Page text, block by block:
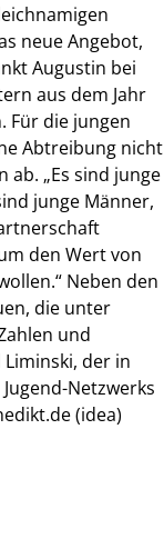
neue Angebot,
Augustin bei
aus dem Jahr
Für die jungen
Abtreibung nicht
ab. „Es sind junge
junge Männer,
den Wert von
Neben den
die unter
und
der in
Netzwerks
(idea)